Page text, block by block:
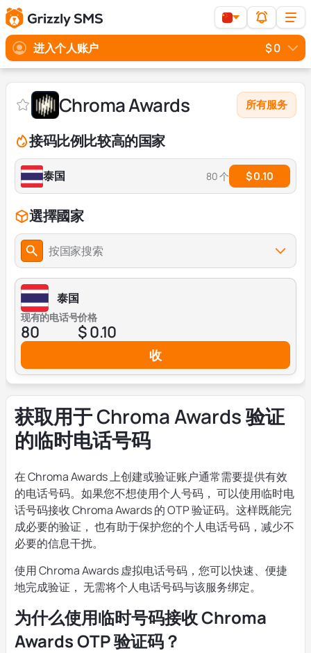
进入个人账户 $ 0
Chroma Awards 所有服务
接码比例比较高的国家
泰国 80 个 $ 0.10
選擇國家
按国家搜索
泰国
现有的电话号
80
价格
$ 0.10
收
获取用于 Chroma Awards 验证
的临时电话号码
在 Chroma Awards 上创建或验证账户通常需要提供有效
的电话号码。如果您不想使用个人号码， 可以使用临时电
话号码接收 Chroma Awards 的 OTP 验证码。这样既能完
成必要的验证， 也有助于保护您的个人电话号码，减少不
必要的信息干扰。
使用 Chroma Awards 虚拟电话号码，您可以快速、便捷
地完成验证， 无需将个人电话号码与该服务绑定。
为什么使用临时号码接收 Chroma
Awards OTP 验证码？